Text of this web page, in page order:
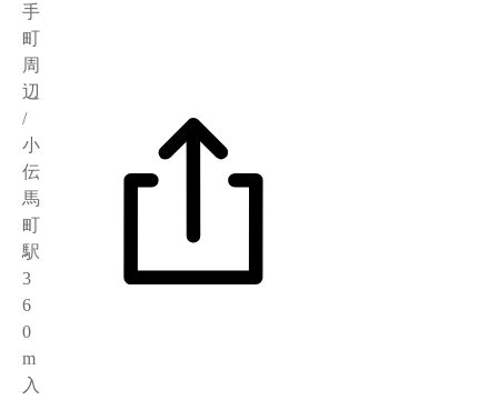
手
町
周
辺
/
小
伝
馬
町
駅
3
6
0
m
入